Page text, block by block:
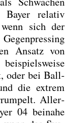
Bay­er rela­tiv
sich der
Ansatz von
oder bei Ball­
die extrem
Aller­
04 bei­na­he